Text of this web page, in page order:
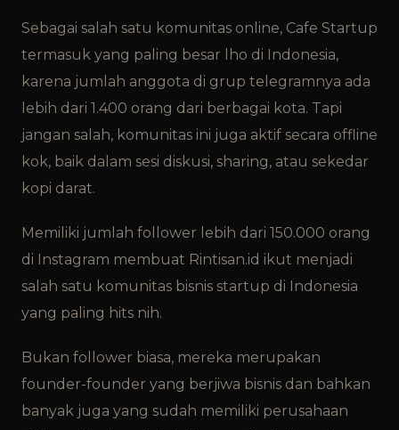
Sebagai salah satu komunitas online, Cafe Startup
termasuk yang paling besar lho di Indonesia,
karena jumlah anggota di grup telegramnya ada
lebih dari 1.400 orang dari berbagai kota. Tapi
jangan salah, komunitas ini juga aktif secara offline
kok, baik dalam sesi diskusi, sharing, atau sekedar
kopi darat.
Memiliki jumlah follower lebih dari 150.000 orang
di Instagram membuat Rintisan.id ikut menjadi
salah satu komunitas bisnis startup di Indonesia
yang paling hits nih.
Bukan follower biasa, mereka merupakan
founder-founder yang berjiwa bisnis dan bahkan
banyak juga yang sudah memiliki perusahaan